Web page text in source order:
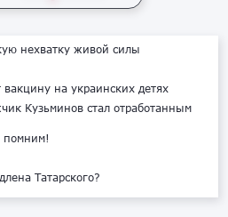
нехватку живой силы
вакцину на украинских детях
Кузьминов стал отработанным
помним!
Татарского?